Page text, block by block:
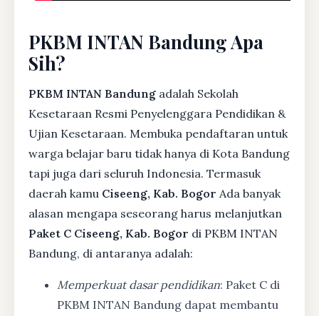
PKBM INTAN Bandung Apa
Sih?
PKBM INTAN Bandung adalah Sekolah
Kesetaraan Resmi Penyelenggara Pendidikan &
Ujian Kesetaraan. Membuka pendaftaran untuk
warga belajar baru tidak hanya di Kota Bandung
tapi juga dari seluruh Indonesia. Termasuk
daerah kamu Ciseeng, Kab. Bogor Ada banyak
alasan mengapa seseorang harus melanjutkan
Paket C Ciseeng, Kab. Bogor di PKBM INTAN
Bandung, di antaranya adalah:
Memperkuat dasar pendidikan: Paket C di
PKBM INTAN Bandung dapat membantu